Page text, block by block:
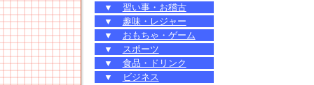
▼
習い事・お稽古
▼
趣味・レジャー
▼
おもちゃ・ゲーム
▼
スポーツ
▼
食品・ドリンク
▼
ビジネス